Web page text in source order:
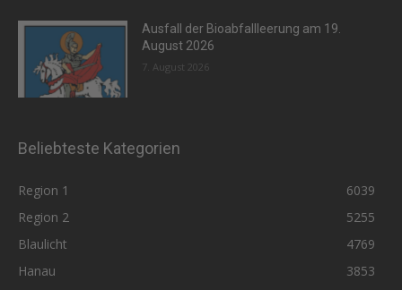
Ausfall der Bioabfallleerung am 19.
August 2026
7. August 2026
Beliebteste Kategorien
Region 1
6039
Region 2
5255
Blaulicht
4769
Hanau
3853